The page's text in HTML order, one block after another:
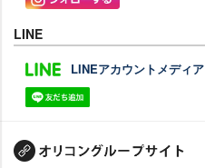
LINE
LINEアカウントメディア